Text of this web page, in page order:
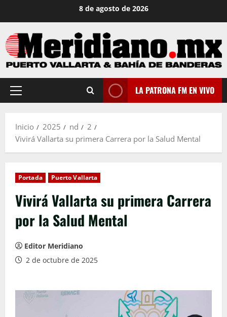
contenido
8 de agosto de 2026
Menú
LA PATRONA FM EN VIVO
Inicio 2025 nd
2
Vivirá Vallarta su primera Carrera por la Salud Mental
Portada Puerto Vallarta
Vivirá Vallarta su primera Carrera
por la Salud Mental
Editor Meridiano
2 de octubre de 2025